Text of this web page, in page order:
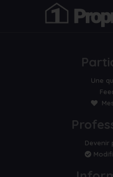
Une
Devenir